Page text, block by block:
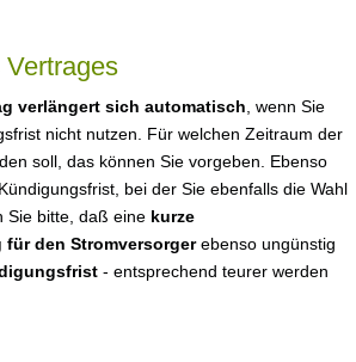
verlängert sich automatisch , wenn Sie
nicht nutzen. Für welchen Zeitraum der
soll, das können Sie vorgeben. Ebenso
bei der Sie ebenfalls die Wahl
Sie bitte, daß eine kurze
für den Stromversorgerebenso ungünstig
- entsprechend teurer werden